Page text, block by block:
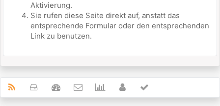
Aktivierung.
Sie rufen diese Seite direkt auf, anstatt das
entsprechende Formular oder den entsprechenden
Link zu benutzen.